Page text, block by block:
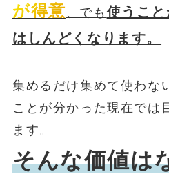
が得意 、でも 使うこ
はしんどくなります。
集めるだけ集めて使わな
ことが分かった現在では
ます。
そんな価値は